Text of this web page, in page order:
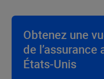
Obtenez une
de
États-Unis